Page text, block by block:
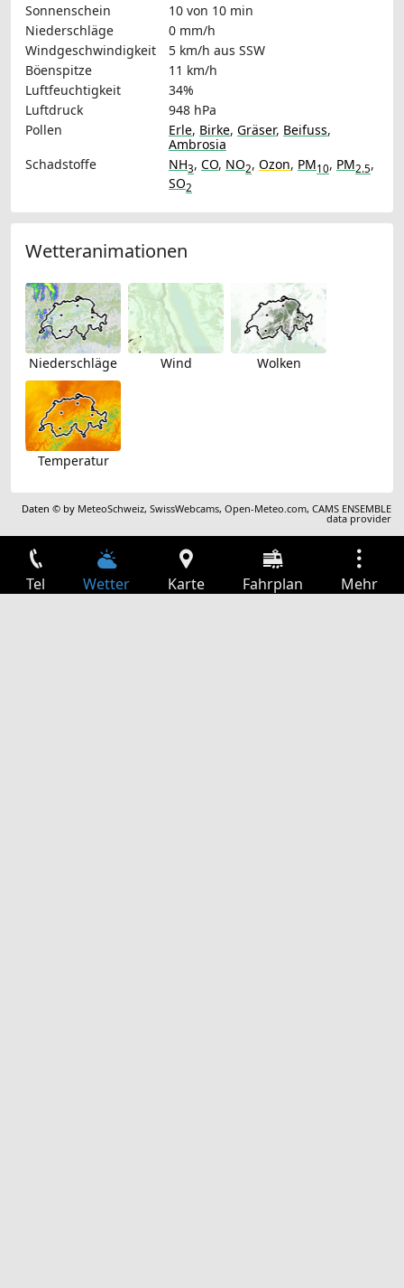
Sonnenschein
10 von 10 min
Niederschläge
0 mm/h
Windgeschwindigkeit
5 km/h aus SSW
Böenspitze
11 km/h
Luftfeuchtigkeit
34%
Luftdruck
948 hPa
Pollen
Erle, Birke, Gräser, Beifuss,
Ambrosia
Schadstoffe
NH3, CO, NO2, Ozon, PM10, PM2.5,
SO2
Wetteranimationen
Niederschläge Wind Wolken
Temperatur
Daten © by MeteoSchweiz,SwissWebcams,Open-Meteo.com,CAMS ENSEMBLE
data provider
Tel Wetter Karte Fahrplan Mehr